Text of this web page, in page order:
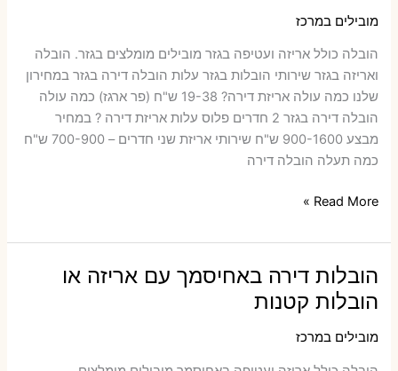
קטנות
מובילים במרכז
הובלה כולל אריזה ועטיפה בגזר ‫מובילים מומלצים בגזר. הובלה
ואריזה בגזר שירותי הובלות בגזר עלות הובלה דירה בגזר במחירון
שלנו כמה עולה אריזת דירה​? 19-38 ש"ח (פר ארגז) כמה עולה
הובלה דירה בגזר 2 חדרים פלוס עלות אריזת דירה ? במחיר
מבצע 900-1600 ש"ח שירותי אריזת שני חדרים – 700-900 ש"ח
כמה תעלה הובלה דירה
הובלות
בגזר
אריזה
או
הובלות
Read More »
הובלות דירה באחיסמך עם אריזה או
הובלות קטנות
מובילים במרכז